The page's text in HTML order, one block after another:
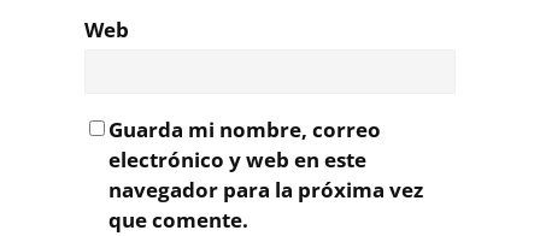
Web
Guarda mi nombre, correo
electrónico y web en este
navegador para la próxima vez
que comente.